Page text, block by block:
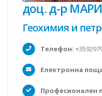
доц. д-р
Геохимия и
Телефон:
Електронна
Професионален